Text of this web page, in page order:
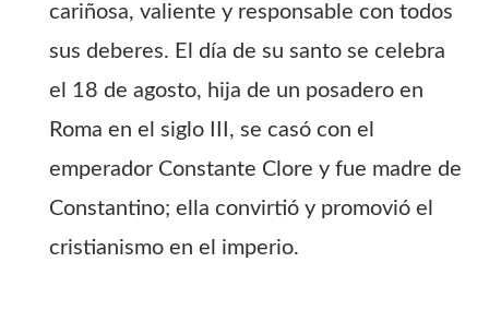
cariñosa, valiente y responsable con todos
sus deberes. El día de su santo se celebra
el 18 de agosto, hija de un posadero en
Roma en el siglo III, se casó con el
emperador Constante Clore y fue madre de
Constantino; ella convirtió y promovió el
cristianismo en el imperio.